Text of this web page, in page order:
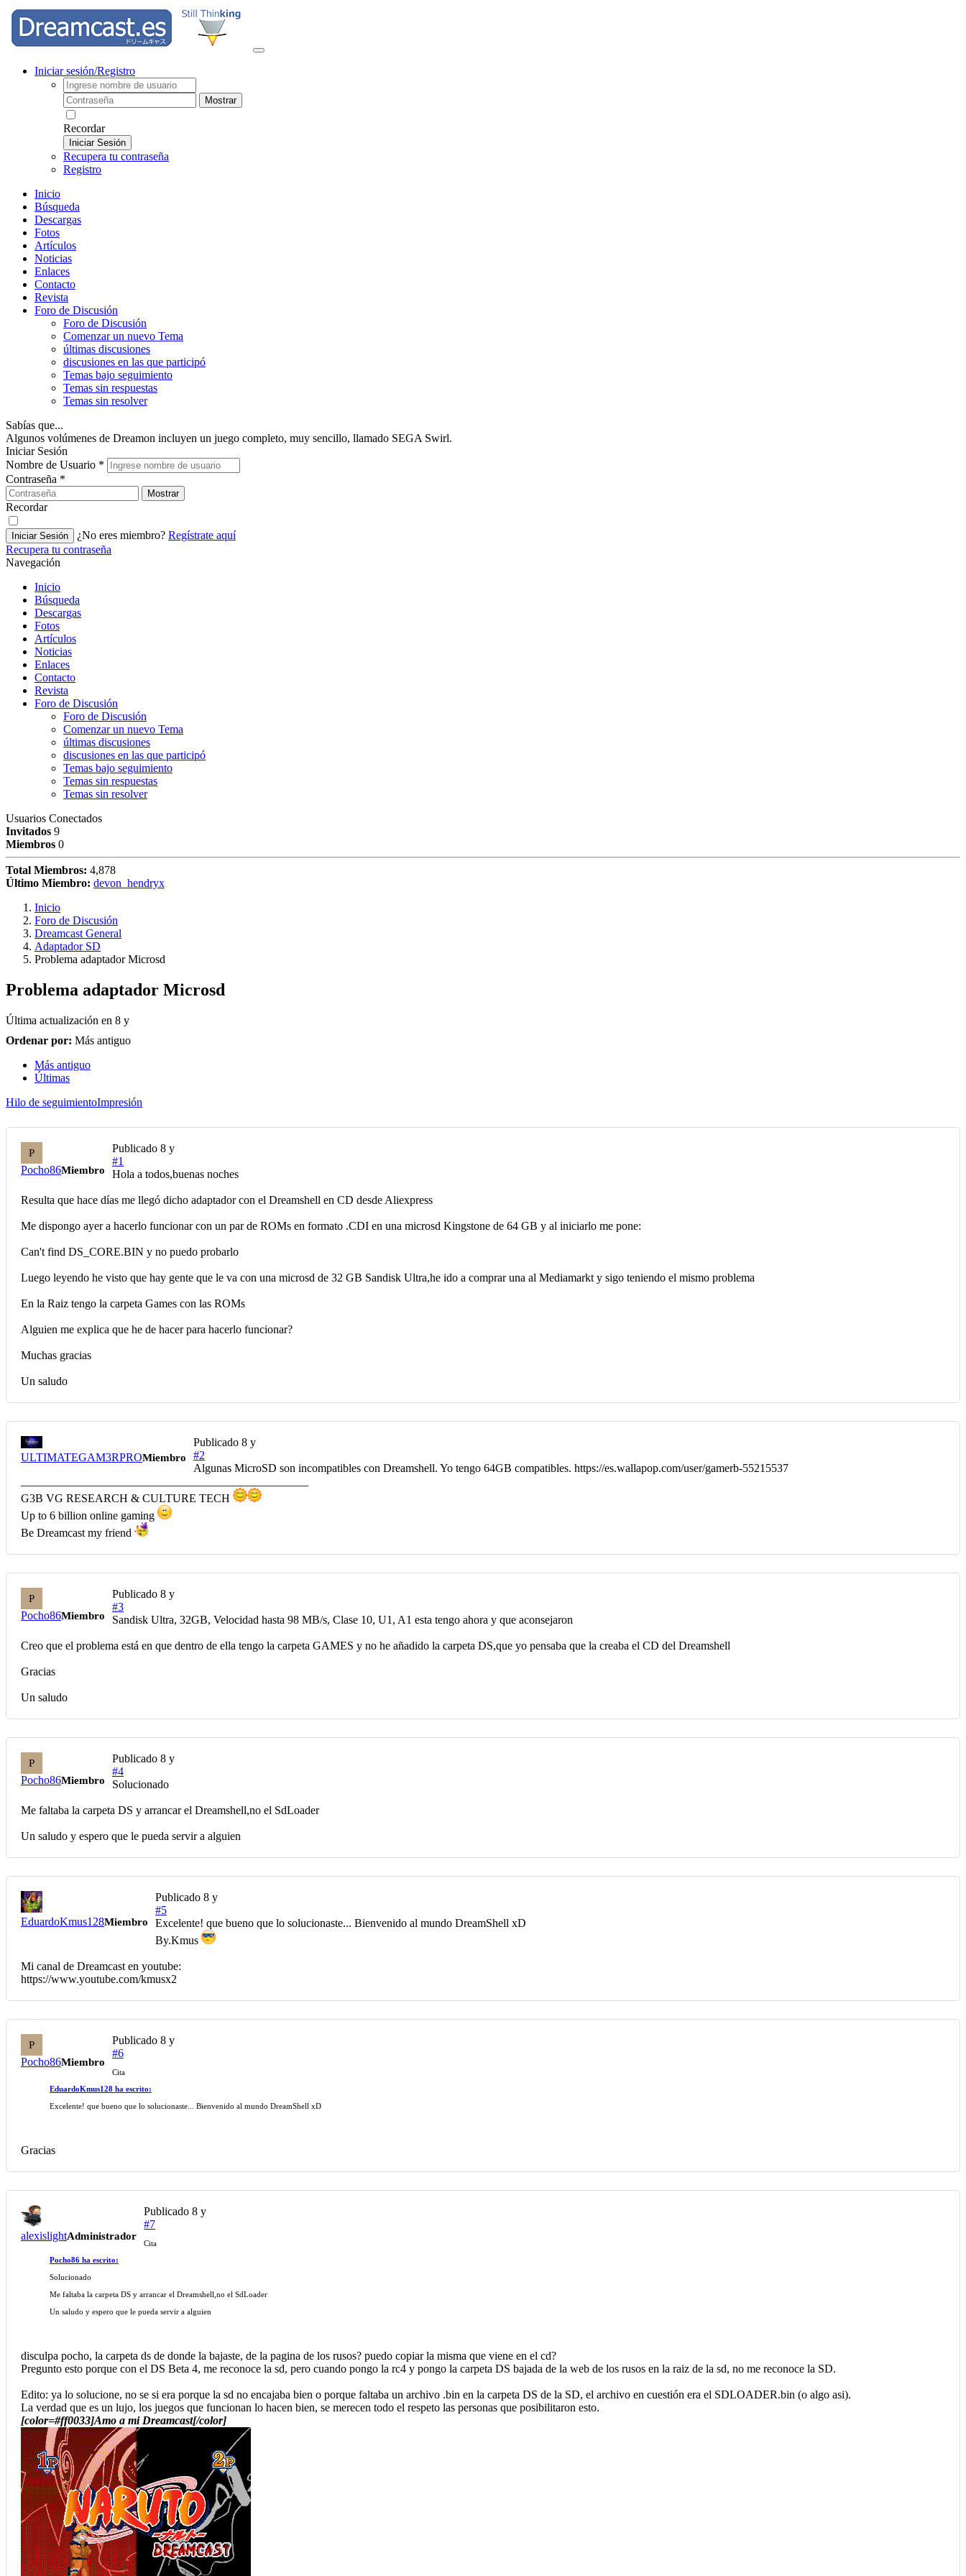
Iniciar sesión/Registro
Mostrar
Recordar
Iniciar Sesión
Recupera tu contraseña
Registro
Inicio
Búsqueda
Descargas
Fotos
Artículos
Noticias
Enlaces
Contacto
Revista
Foro de Discusión
Foro de Discusión
Comenzar un nuevo Tema
últimas discusiones
discusiones en las que participó
Temas bajo seguimiento
Temas sin respuestas
Temas sin resolver
Sabías que...
Algunos volúmenes de Dreamon incluyen un juego completo, muy sencillo, llamado SEGA Swirl.
Iniciar Sesión
Nombre de Usuario *
Contraseña *
Mostrar
Recordar
Iniciar Sesión ¿No eres miembro? Regístrate aquí
Recupera tu contraseña
Navegación
Inicio
Búsqueda
Descargas
Fotos
Artículos
Noticias
Enlaces
Contacto
Revista
Foro de Discusión
Foro de Discusión
Comenzar un nuevo Tema
últimas discusiones
discusiones en las que participó
Temas bajo seguimiento
Temas sin respuestas
Temas sin resolver
Usuarios Conectados
Invitados 9
Miembros 0
Total Miembros: 4,878
Último Miembro: devon_hendryx
Inicio
Foro de Discusión
Dreamcast General
Adaptador SD
Problema adaptador Microsd
Problema adaptador Microsd
Última actualización en 8 y
Ordenar por: Más antiguo
Más antiguo
Últimas
Hilo de seguimientoImpresión
P
Pocho86Miembro
Publicado 8 y
#1
Hola a todos,buenas noches
Resulta que hace días me llegó dicho adaptador con el Dreamshell en CD desde Aliexpress
Me dispongo ayer a hacerlo funcionar con un par de ROMs en formato .CDI en una microsd Kingstone de 64 GB y al iniciarlo me pone:
Can't find DS_CORE.BIN y no puedo probarlo
Luego leyendo he visto que hay gente que le va con una microsd de 32 GB Sandisk Ultra,he ido a comprar una al Mediamarkt y sigo teniendo el mismo problema
En la Raiz tengo la carpeta Games con las ROMs
Alguien me explica que he de hacer para hacerlo funcionar?
Muchas gracias
Un saludo
ULTIMATEGAM3RPROMiembro
Publicado 8 y
#2
Algunas MicroSD son incompatibles con Dreamshell. Yo tengo 64GB compatibles. https://es.wallapop.com/user/gamerb-55215537
G3B VG RESEARCH & CULTURE TECH
Up to 6 billion online gaming
Be Dreamcast my friend
P
Pocho86Miembro
Publicado 8 y
#3
Sandisk Ultra, 32GB, Velocidad hasta 98 MB/s, Clase 10, U1, A1 esta tengo ahora y que aconsejaron
Creo que el problema está en que dentro de ella tengo la carpeta GAMES y no he añadido la carpeta DS,que yo pensaba que la creaba el CD del Dreamshell
Gracias
Un saludo
P
Pocho86Miembro
Publicado 8 y
#4
Solucionado
Me faltaba la carpeta DS y arrancar el Dreamshell,no el SdLoader
Un saludo y espero que le pueda servir a alguien
EduardoKmus128Miembro
Publicado 8 y
#5
Excelente! que bueno que lo solucionaste... Bienvenido al mundo DreamShell xD
By.Kmus
Mi canal de Dreamcast en youtube:
https://www.youtube.com/kmusx2
P
Pocho86Miembro
Publicado 8 y
#6
Cita
EduardoKmus128 ha escrito:
Excelente! que bueno que lo solucionaste... Bienvenido al mundo DreamShell xD
Gracias
alexislightAdministrador
Publicado 8 y
#7
Cita
Pocho86 ha escrito:
Solucionado
Me faltaba la carpeta DS y arrancar el Dreamshell,no el SdLoader
Un saludo y espero que le pueda servir a alguien
disculpa pocho, la carpeta ds de donde la bajaste, de la pagina de los rusos? puedo copiar la misma que viene en el cd?
Pregunto esto porque con el DS Beta 4, me reconoce la sd, pero cuando pongo la rc4 y pongo la carpeta DS bajada de la web de los rusos en la raiz de la sd, no me reconoce la SD.
Edito: ya lo solucione, no se si era porque la sd no encajaba bien o porque faltaba un archivo .bin en la carpeta DS de la SD, el archivo en cuestión era el SDLOADER.bin (o algo asi).
La verdad que es un lujo, los juegos que funcionan lo hacen bien, se merecen todo el respeto las personas que posibilitaron esto.
[color=#ff0033]Amo a mi Dreamcast[/color]